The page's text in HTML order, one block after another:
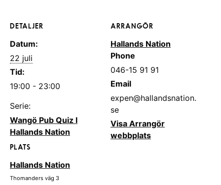
DETALJER
Datum:
22 juli
Tid:
19:00 - 23:00
Serie:
Wangö Pub Quiz I
Hallands Nation
PLATS
Hallands Nation
Thomanders väg 3
ARRANGÖR
Hallands Nation
Phone
046-15 91 91
Email
expen@hallandsnation.
se
Visa Arrangör
webbplats